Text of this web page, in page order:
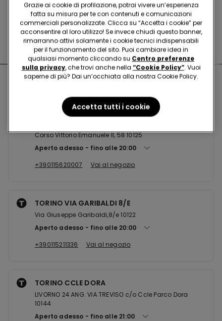
Hai domande sulle misure di sicurezza nei nostri store?
Leggi le nostre FAQ
Negozi nelle vicinanze
Corso Vittorio Emanuele II, 58 10125
Aperto adesso
fino alle 20:00
+390115620007
Vai al negozio
TORINO VIA GARIBALDI 8/E
Via Giuseppe Garibaldi,8/e 10122
Aperto adesso
fino alle 20:00
+390115211336
Vai al negozio
TORINO CCLE DORA
LIVORNO 24 ANG. VIA TREVISO c/o Ccle Parco Dora
10144
Aperto adesso
fino alle 21:00
Grazie ai cookie di profilazione, potrai vivere un’esperienza
fatta su misura per te con contenuti e comunicazioni
commerciali personalizzate. Clicca su “Accetta i cookie” per
acconsentire al loro utilizzo! Se invece chiudi questo banner,
rimarranno attivi solamente i cookie tecnici indispensabili
per il funzionamento del sito. Puoi cambiare idea in
qualsiasi momento cliccando su Centro preferenze
sulla privacy, che trovi anche nella “Cookie Policy”. Vuoi
saperne di più? Dai un’occhiata alla nostra Cookie Policy.
Accetta tutti i cookie